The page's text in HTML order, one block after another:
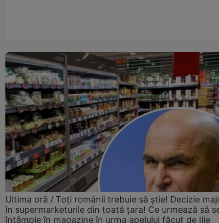
Ultima oră / Toți românii trebuie să știe! Decizie
în supermarketurile din toată țara! Ce urmează să
întâmple în magazine în urma apelului făcut de Ilie